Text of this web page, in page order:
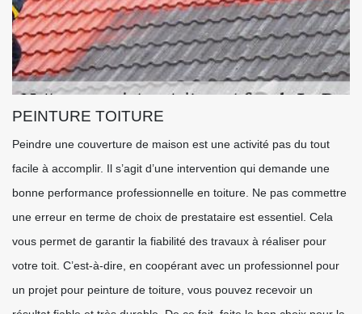
PEINTURE TOITURE
Peindre une couverture de maison est une activité pas du tout
facile à accomplir. Il s’agit d’une intervention qui demande une
bonne performance professionnelle en toiture. Ne pas commettre
une erreur en terme de choix de prestataire est essentiel. Cela
vous permet de garantir la fiabilité des travaux à réaliser pour
votre toit. C’est-à-dire, en coopérant avec un professionnel pour
un projet pour peinture de toiture, vous pouvez recevoir un